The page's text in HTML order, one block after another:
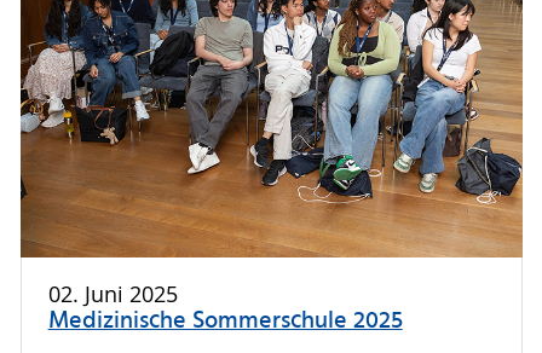
02. Juni 2025
Medizinische Sommerschule 2025